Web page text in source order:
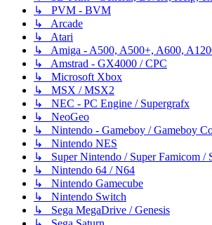
↳ PVM - BVM
↳ Arcade
↳ Atari
↳ Amiga - A500, A500+, A600,
↳ Amstrad - GX4000 / CPC
↳ Microsoft Xbox
↳ MSX / MSX2
↳ NEC - PC Engine / Supergrafx
↳ NeoGeo
↳ Nintendo - Gameboy / Gameboy
↳ Nintendo NES
↳ Super Nintendo / Super Famicom /
↳ Nintendo 64 / N64
↳ Nintendo Gamecube
↳ Nintendo Switch
↳ Sega MegaDrive / Genesis